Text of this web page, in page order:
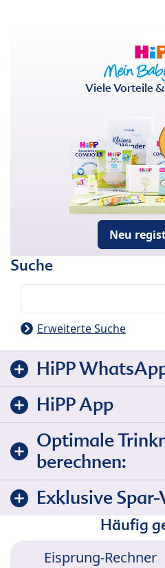
Viele Vorteile
Neu
Suche
Erweiterte Suche
HiPP
HiPP App
Optimale
berechnen:
Exklusive
Häufig
Eisprung-Rechner